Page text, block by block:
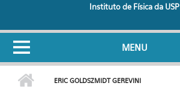
Instituto de Física da USP
MENU
ERIC GOLDSZMIDT GEREVINI